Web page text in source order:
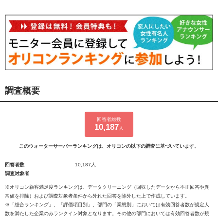
調査概要
回答者総数
10,187 人
このウォーターサーバーランキングは、オリコンの以下の調査に基づいています。
回答者数
10,187人
調査対象者
※オリコン顧客満足度ランキングは、データクリーニング（回収したデータから不正回答や異
常値を排除）および調査対象者条件から外れた回答を除外した上で作成しています。
※「総合ランキング」、「評価項目別」、部門の「業態別」においては有効回答者数が規定人
数を満たした企業のみランクイン対象となります。その他の部門においては有効回答者数が規